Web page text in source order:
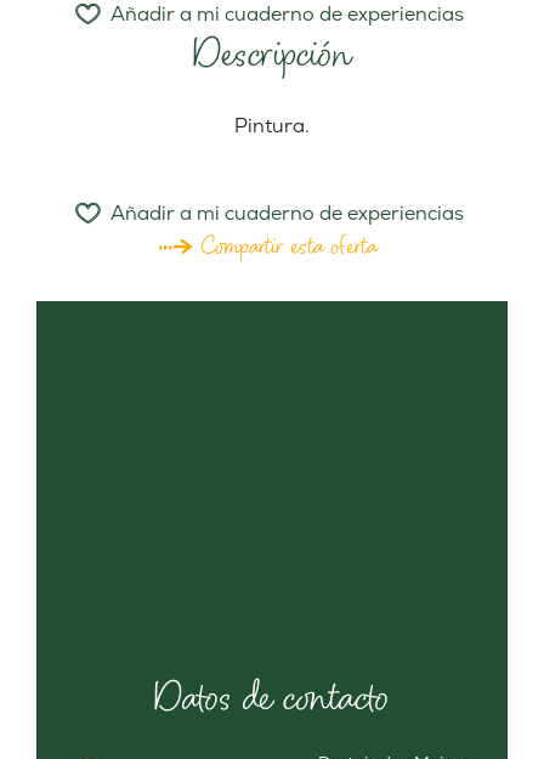
Descripción
Añadir a mi cuaderno de experiencias
Pintura.
Añadir a mi cuaderno de experiencias
Compartir esta oferta
Datos de contacto